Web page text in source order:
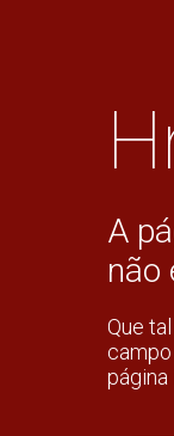
A
não
Que
página